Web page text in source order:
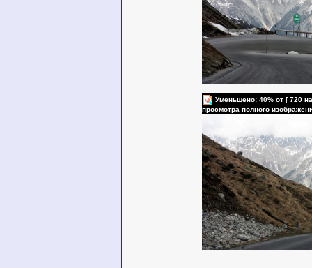
Уменьшено: 40% от [ 720
просмотра полного